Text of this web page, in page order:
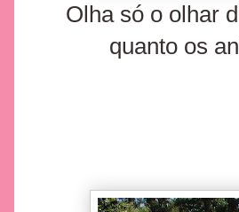
Olha só o olhar
quanto os